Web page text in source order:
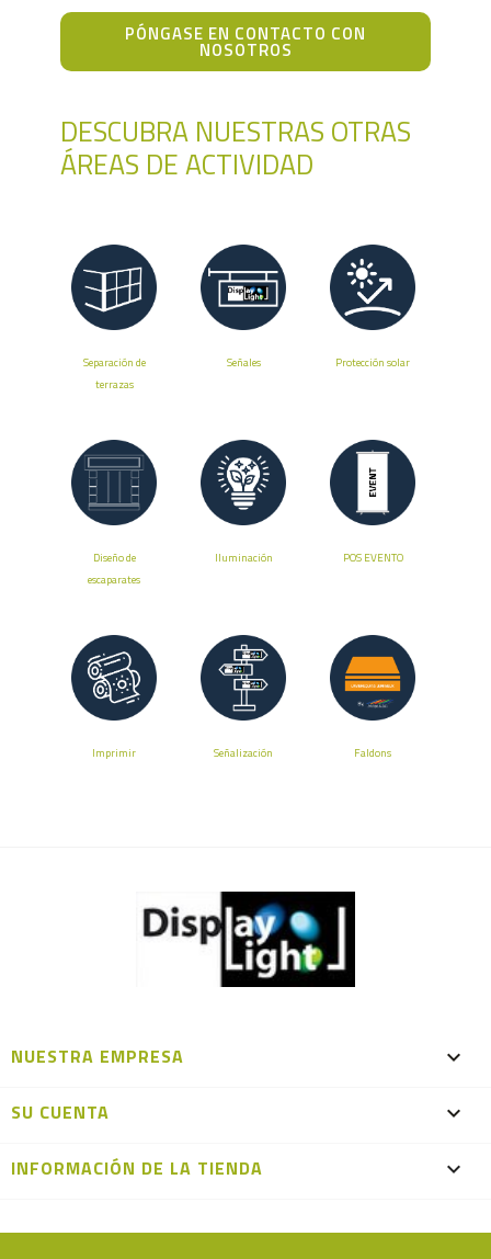
PÓNGASE EN CONTACTO CON
NOSOTROS
DESCUBRA NUESTRAS OTRAS
ÁREAS DE ACTIVIDAD
Separación de
terrazas
Señales Protección solar
Diseño de
escaparates
Iluminación POS EVENTO
Imprimir Señalización Faldons
NUESTRA EMPRESA 
SU CUENTA 
INFORMACIÓN DE LA TIENDA keyboard_arrow_down